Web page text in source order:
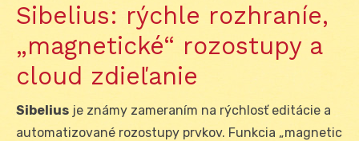
Sibelius: rýchle rozhraníe,
„magnetické“ rozostupy a
cloud zdieľanie
Sibelius je známy zameraním na rýchlosť editácie a
automatizované rozostupy prvkov. Funkcia „magnetic